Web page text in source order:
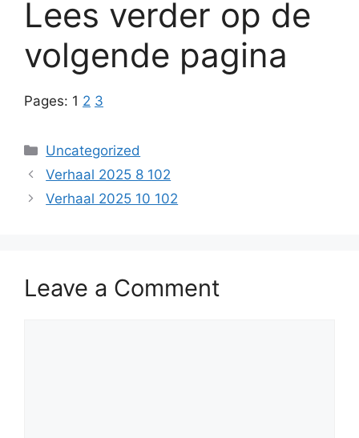
Lees verder op de
volgende pagina
Pages: 1 2 3
Categories
Uncategorized
Verhaal 2025 8 102
Verhaal 2025 10 102
Leave a Comment